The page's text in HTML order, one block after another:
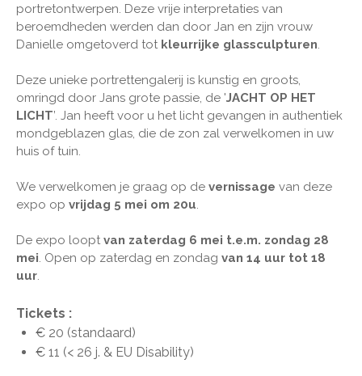
portretontwerpen. Deze vrije interpretaties van
beroemdheden werden dan door Jan en zijn vrouw
Danielle omgetoverd tot kleurrijke glassculpturen.
Deze unieke portrettengalerij is kunstig en groots,
omringd door Jans grote passie, de 'JACHT OP HET
LICHT’. Jan heeft voor u het licht gevangen in authentiek
mondgeblazen glas, die de zon zal verwelkomen in uw
huis of tuin.
We verwelkomen je graag op de vernissage van deze
expo op vrijdag 5 mei om 20u.
De expo loopt van zaterdag 6 mei t.e.m. zondag 28
mei. Open op zaterdag en zondag van 14 uur tot 18
uur.
Tickets :
€ 20 (standaard)
€ 11 (< 26 j. & EU Disability)